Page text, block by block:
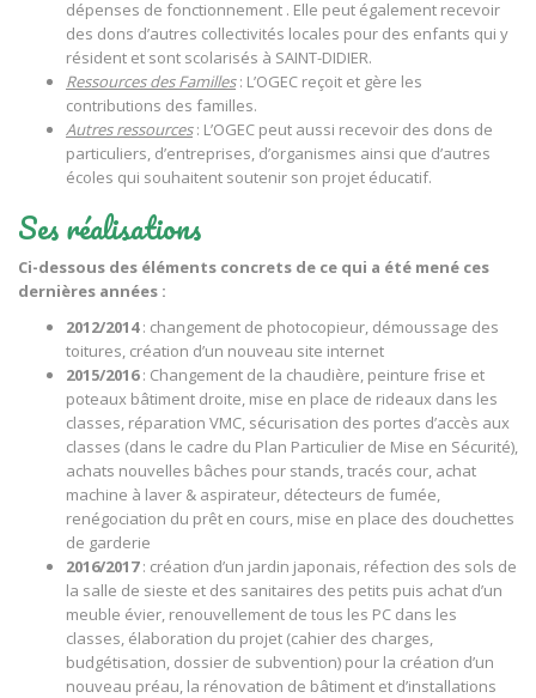
dépenses de fonctionnement . Elle peut également recevoir
des dons d’autres collectivités locales pour des enfants qui y
résident et sont scolarisés à SAINT-DIDIER.
Ressources des Familles: L’OGEC reçoit et gère les
contributions des familles.
Autres ressources: L’OGEC peut aussi recevoir des dons de
particuliers, d’entreprises, d’organismes ainsi que d’autres
écoles qui souhaitent soutenir son projet éducatif.
Ses réalisations
Ci-dessous des éléments concrets de ce qui a été mené ces
dernières années :
2012/2014: changement de photocopieur, démoussage des
toitures, création d’un nouveau site internet
2015/2016: Changement de la chaudière, peinture frise et
poteaux bâtiment droite, mise en place de rideaux dans les
classes, réparation VMC, sécurisation des portes d’accès aux
classes (dans le cadre du Plan Particulier de Mise en Sécurité),
achats nouvelles bâches pour stands, tracés cour, achat
machine à laver & aspirateur, détecteurs de fumée,
renégociation du prêt en cours, mise en place des douchettes
de garderie
2016/2017: création d’un jardin japonais, réfection des sols de
la salle de sieste et des sanitaires des petits puis achat d’un
meuble évier, renouvellement de tous les PC dans les
classes, élaboration du projet (cahier des charges,
budgétisation, dossier de subvention) pour la création d’un
nouveau préau, la rénovation de bâtiment et d’installations